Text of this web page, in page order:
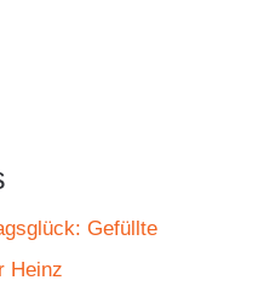
Gefüllte
Heinz